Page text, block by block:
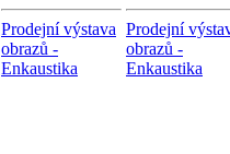
Prodejní výstava
obrazů -
Enkaustika
Prodejní
obrazů -
Enkaustika